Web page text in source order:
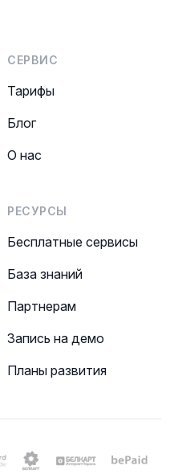
СЕРВИС
Тарифы
Блог
О нас
РЕСУРСЫ
Бесплатные сервисы
База знаний
Партнерам
Запись на демо
Планы развития